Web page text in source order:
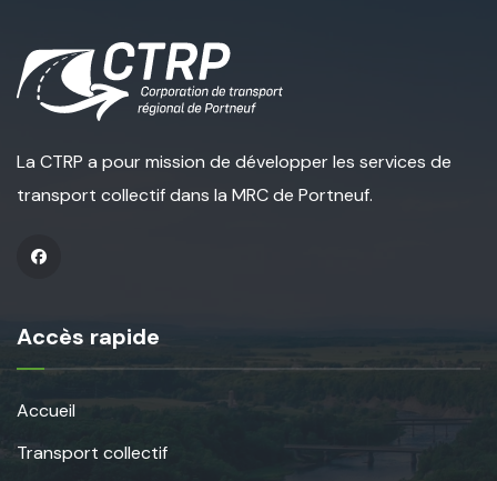
La CTRP a pour mission de développer les services de
transport collectif dans la MRC de Portneuf.
Accès rapide
Accueil
Transport collectif